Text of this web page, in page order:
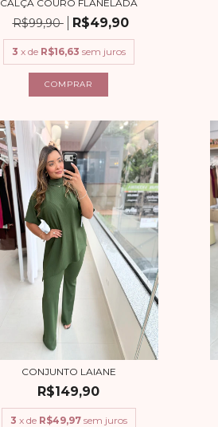
CALÇA COURO FLANELADA
R$99,90 R$49,90
3 x de R$16,63 sem juros
COMPRAR
CONJUNTO LAIANE
R$149,90
3 x de R$49,97 sem juros